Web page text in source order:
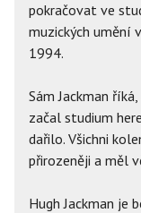
pokračovat ve
muzických umění
1994.
Sám Jackman
začal studium
dařilo. Všichni
přirozeněji a měl
Hugh Jackman je